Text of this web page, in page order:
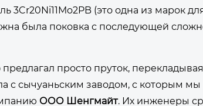
3Cr20Ni11Mo2PB (это одна из марок
была поковка с последующей
просто пруток,
с сычуаньским заводом, с которым
ООО Шенгмайт. Их инженеры